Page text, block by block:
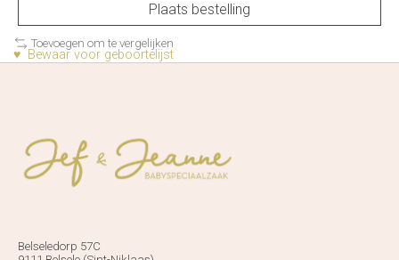
Plaats bestelling
Toevoegen om te vergelijken
♥ Bewaar voor geboortelijst
Belseledorp 57C